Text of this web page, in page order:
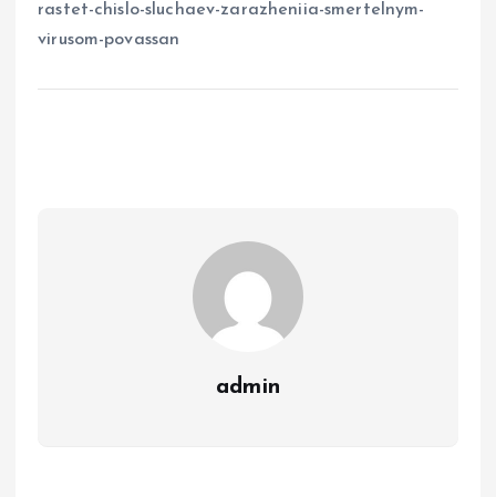
rastet-chislo-sluchaev-zarazheniia-smertelnym-
virusom-povassan
admin